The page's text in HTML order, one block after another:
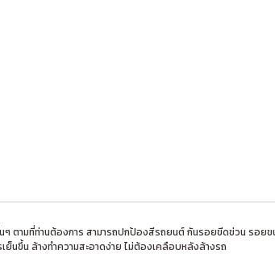
ตามที่ท่านต้องการ สามารถปกป้องสีรถยนต์ กันรอยขีดข่วน รอย
นขึ้น ล้างทำความสะอาดง่าย ไม่ต้องเคลือบหลังล้างรถ